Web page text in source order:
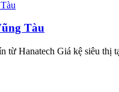
Tàu
từ Hanatech Giá kệ siêu thị